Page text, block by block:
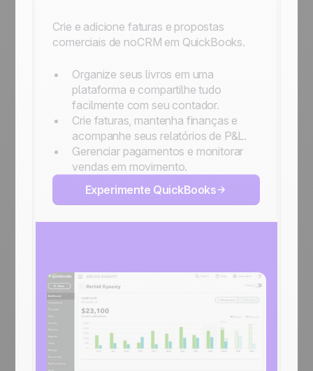
Crie e adicione faturas e propostas
comerciais de noCRM em QuickBooks.
Organize seus livros em uma
plataforma e compartilhe tudo
facilmente com seu contador.
Crie faturas, mantenha finanças e
acompanhe seus relatórios de P&L.
Gerenciar pagamentos e monitorar
vendas em movimento.
Experimente QuickBooks